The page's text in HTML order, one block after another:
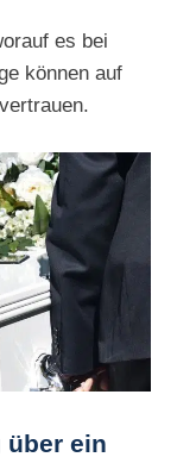
es bei
können auf
über ein